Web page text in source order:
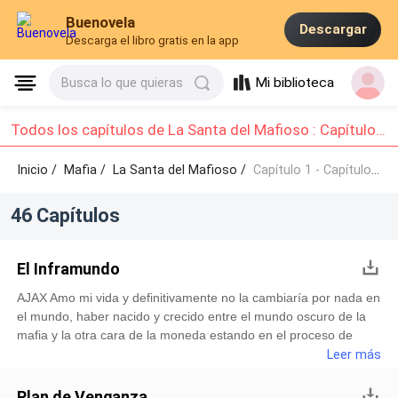
Buenovela
Descarga el libro gratis en la app
Descargar
Busca lo que quieras Mi biblioteca
Todos los capítulos de La Santa del Mafioso : Capítulo 1 - Capítulo 10
Inicio / Mafia/La Santa del Mafioso / Capítulo 1 - Capítulo 10
46 Capítulos
El Inframundo
AJAX Amo mi vida y definitivamente no la cambiaría por nada en
el mundo, haber nacido y crecido entre el mundo oscuro de la
mafia y la otra cara de la moneda estando en el proceso de
convertirme en abogado es tan irónico cómo excitante, sentir el
es disfrutar del control que puedo y tengo a mi alcance e insisto
Leer más